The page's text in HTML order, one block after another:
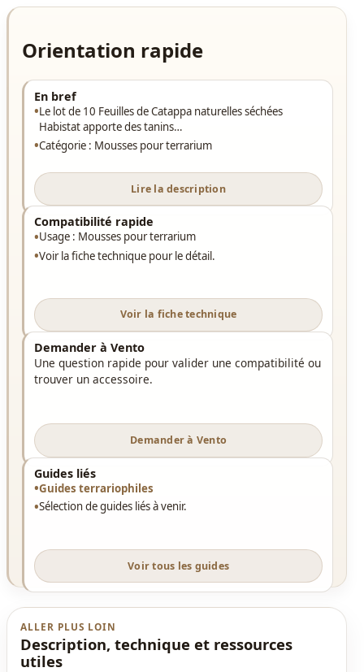
Orientation rapide
En bref
Le lot de 10 Feuilles de Catappa naturelles séchées
Habistat apporte des tanins…
Catégorie : Mousses pour terrarium
Lire la description
Compatibilité rapide
Usage : Mousses pour terrarium
Voir la fiche technique pour le détail.
Voir la fiche technique
Demander à Vento
Une question rapide pour valider une compatibilité ou
trouver un accessoire.
Demander à Vento
Guides liés
Guides terrariophiles
Sélection de guides liés à venir.
Voir tous les guides
ALLER PLUS LOIN
Description, technique et ressources
utiles